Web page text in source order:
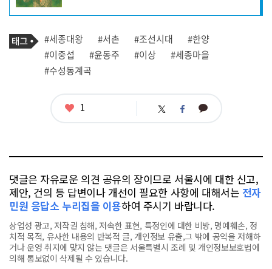
자
프
필 기
사
관
련
태
태
그
#세종대왕 #서촌 #조선시대
#한양
#이중섭
#윤동주 #이상
#세종마을
#수성동계곡
좋1 트 페 카
댓글은 자유로운 의견 공유의 장이므로 서울시에 대한 신고,
제안, 건의 등 답변이나 개선이 필요한 사항에 대해서는 전자
민원 응답소 누리집을 이용하여 주시기 바랍니다.
상업성 광고, 저작권 침해, 저속한 표현, 특정인에 대한 비방, 명예훼손, 정
치적 목적, 유사한 내용의 반복적 글, 개인정보 유출,그 밖에 공익을 저해하
거나 운영 취지에 맞지 않는 댓글은 서울특별시 조례 및 개인정보보호법에
의해 통보없이 삭제될 수 있습니다.